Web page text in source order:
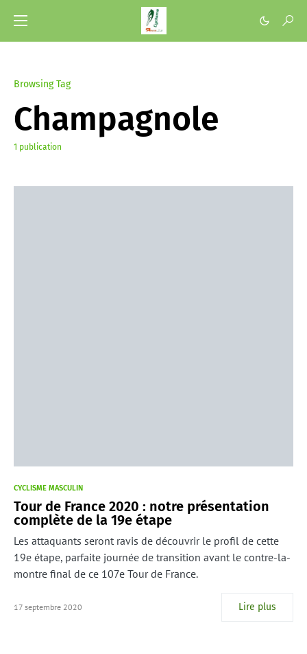
Browsing Tag
Champagnole
1 publication
CYCLISME MASCULIN
Tour de France 2020 : notre présentation
complète de la 19e étape
Les attaquants seront ravis de découvrir le profil de cette
19e étape, parfaite journée de transition avant le contre-la-
montre final de ce 107e Tour de France.
17 septembre 2020 Lire plus